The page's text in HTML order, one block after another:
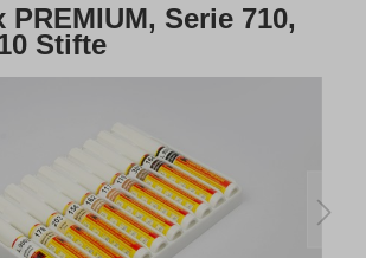
Serie 710,
Stifte